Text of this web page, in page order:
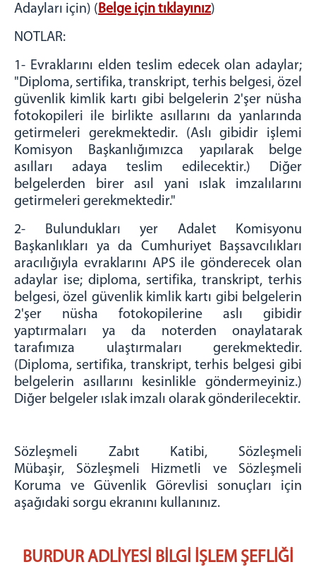
Adayları için) (Belge için tıklayınız)
NOTLAR:
1- Evraklarını elden teslim edecek olan adaylar;
"Diploma, sertifika, transkript, terhis belgesi, özel
güvenlik kimlik kartı gibi belgelerin 2'şer nüsha
fotokopileri ile birlikte asıllarını da yanlarında
getirmeleri gerekmektedir. (Aslı gibidir işlemi
Komisyon Başkanlığımızca yapılarak belge
asılları adaya teslim edilecektir.) Diğer
belgelerden birer asıl yani ıslak imzalılarını
getirmeleri gerekmektedir."
2- Bulundukları yer Adalet Komisyonu
Başkanlıkları ya da Cumhuriyet Başsavcılıkları
aracılığıyla evraklarını APS ile gönderecek olan
adaylar ise; diploma, sertifika, transkript, terhis
belgesi, özel güvenlik kimlik kartı gibi belgelerin
2'şer nüsha fotokopilerine aslı gibidir
yaptırmaları ya da noterden onaylatarak
tarafımıza ulaştırmaları gerekmektedir.
(Diploma, sertifika, transkript, terhis belgesi gibi
belgelerin asıllarını kesinlikle göndermeyiniz.)
Diğer belgeler ıslak imzalı olarak gönderilecektir.
Sözleşmeli Zabıt Katibi, Sözleşmeli
Mübaşir, Sözleşmeli Hizmetli ve Sözleşmeli
Koruma ve Güvenlik Görevlisi sonuçları için
aşağıdaki sorgu ekranını kullanınız.
BURDUR ADLİYESİ BİLGİ İŞLEM ŞEFLİĞİ